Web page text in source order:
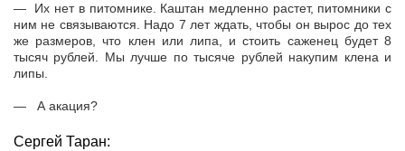
— Их нет в питомнике. Каштан медленно растет, питомники с
ним не связываются. Надо 7 лет ждать, чтобы он вырос до тех
же размеров, что клен или липа, и стоить саженец будет 8
тысяч рублей. Мы лучше по тысяче рублей накупим клена и
липы.
— А акация?
Сергей Таран: